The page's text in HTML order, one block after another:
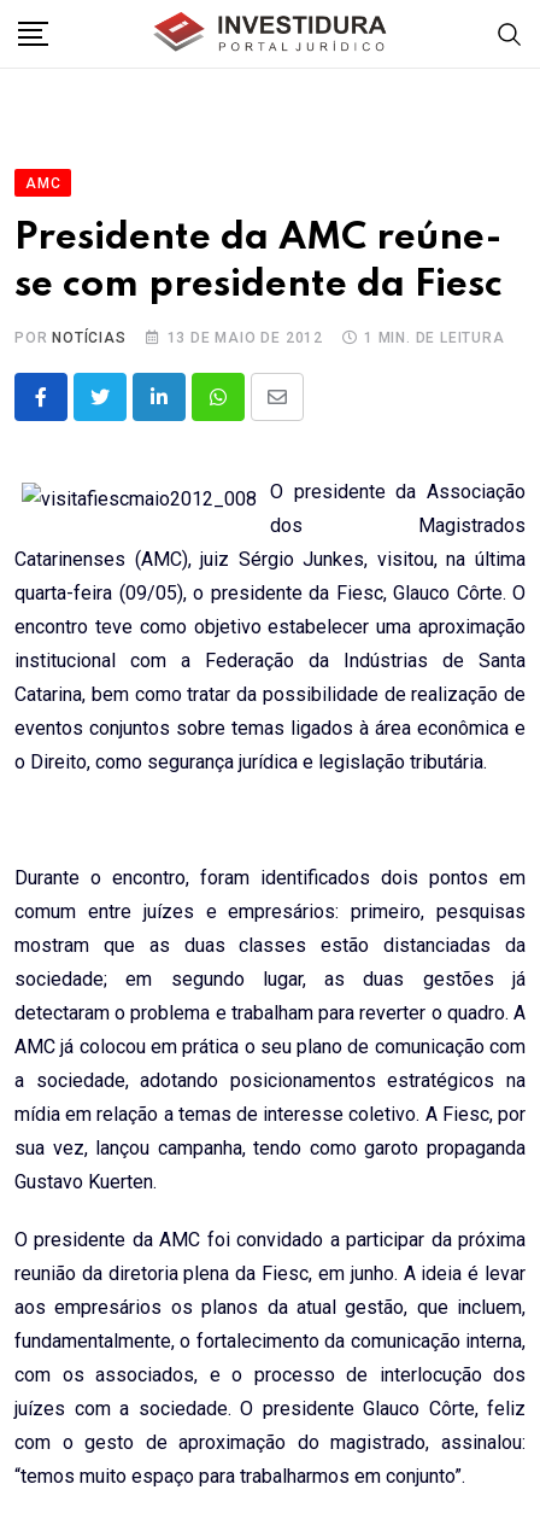
AMC
Presidente da AMC reúne-
se com presidente da Fiesc
POR NOTÍCIAS 13 DE MAIO DE 2012 1 MIN. DE LEITURA
LinkedInWhatsappShare
Email
O presidente da Associação
dos Magistrados
Catarinenses (AMC), juiz Sérgio Junkes, visitou, na última
quarta-feira (09/05), o presidente da Fiesc, Glauco Côrte. O
encontro teve como objetivo estabelecer uma aproximação
institucional com a Federação da Indústrias de Santa
Catarina, bem como tratar da possibilidade de realização de
eventos conjuntos sobre temas ligados à área econômica e
o Direito, como segurança jurídica e legislação tributária.
Durante o encontro, foram identificados dois pontos em
comum entre juízes e empresários: primeiro, pesquisas
mostram que as duas classes estão distanciadas da
sociedade; em segundo lugar, as duas gestões já
detectaram o problema e trabalham para reverter o quadro. A
AMC já colocou em prática o seu plano de comunicação com
a sociedade, adotando posicionamentos estratégicos na
mídia em relação a temas de interesse coletivo. A Fiesc, por
sua vez, lançou campanha, tendo como garoto propaganda
Gustavo Kuerten.
O presidente da AMC foi convidado a participar da próxima
reunião da diretoria plena da Fiesc, em junho. A ideia é levar
aos empresários os planos da atual gestão, que incluem,
fundamentalmente, o fortalecimento da comunicação interna,
com os associados, e o processo de interlocução dos
juízes com a sociedade. O presidente Glauco Côrte, feliz
com o gesto de aproximação do magistrado, assinalou:
“temos muito espaço para trabalharmos em conjunto”.